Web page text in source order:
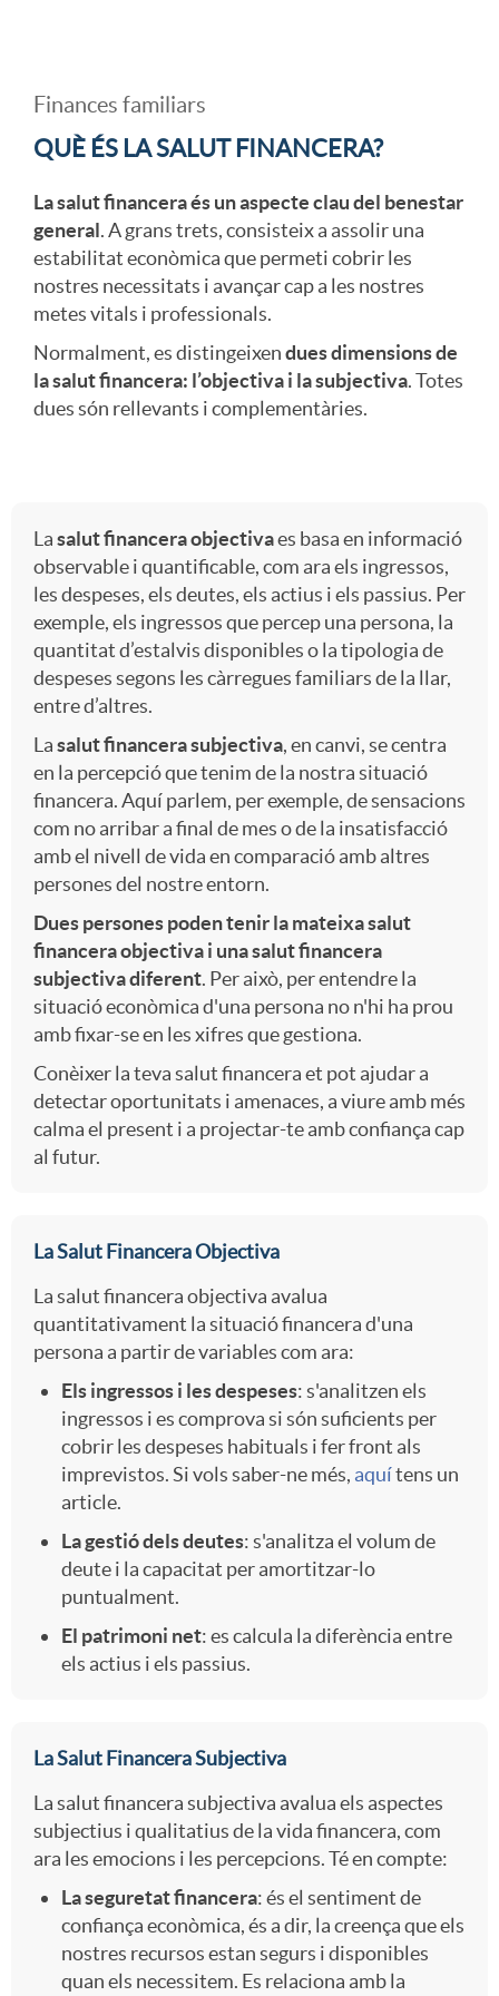
a
c
o
n
a
n
d
a
d
e
s
c
a
b
e
c
r
a
-
A
d
u
t
o
r
t
0
1
a
u
t
o
-
c
a
b
e
e
r
a
Finances familiars
QUÈ ÉS LA SALUT FINANCERA?
La salut financera és un aspecte clau del benestar
general. A grans trets, consisteix a assolir una
estabilitat econòmica que permeti cobrir les
nostres necessitats i avançar cap a les nostres
metes vitals i professionals.
Normalment, es distingeixendues dimensions de
la salut financera: l’objectiva i la subjectiva. Totes
dues són rellevants i complementàries.
A
r
t
0
1
a
d
u
o
-
e
o
Lasalut financera objectivaes basa en informació
observable i quantificable, com ara els ingressos,
les despeses, els deutes, els actius i els passius. Per
exemple, els ingressos que percep una persona, la
quantitat d’estalvis disponibles o la tipologia de
despeses segons les càrregues familiars de la llar,
entre d’altres.
Lasalut financera subjectiva, en canvi, se centra
en la percepció que tenim de la nostra situació
financera. Aquí parlem, per exemple, de sensacions
com no arribar a final de mes o de la insatisfacció
amb el nivell de vida en comparació amb altres
persones del nostre entorn.
Dues persones poden tenir la mateixa salut
financera objectiva i una salut financera
subjectiva diferent. Per això, per entendre la
situació econòmica d'una persona no n'hi ha prou
amb fixar-se en les xifres que gestiona.
Conèixer la teva salut financera et pot ajudar a
detectar oportunitats i amenaces, a viure amb més
calma el present i a projectar-te amb confiança cap
al futur.
La Salut Financera Objectiva
La salut financera objectiva avalua
quantitativament la situació financera d'una
persona a partir de variables com ara:
Els ingressos i les despeses: s'analitzen els
ingressos i es comprova si són suficients per
cobrir les despeses habituals i fer front als
imprevistos. Si vols saber-ne més, aquítens un
article.
La gestió dels deutes: s'analitza el volum de
deute i la capacitat per amortitzar-lo
puntualment.
El patrimoni net: es calcula la diferència entre
els actius i els passius.
La Salut Financera Subjectiva
La salut financera subjectiva avalua els aspectes
subjectius i qualitatius de la vida financera, com
ara les emocions i les percepcions. Té en compte:
La seguretat financera: és el sentiment de
confiança econòmica, és a dir, la creença que els
nostres recursos estan segurs i disponibles
quan els necessitem. Es relaciona amb la